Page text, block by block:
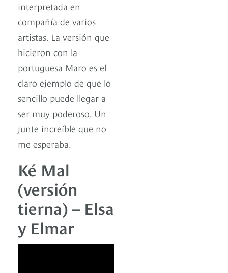
interpretada en
compañía de varios
artistas. La versión que
hicieron con la
portuguesa Maro es el
claro ejemplo de que lo
sencillo puede llegar a
ser muy poderoso. Un
junte increíble que no
me esperaba.
Ké Mal
(versión
tierna) – Elsa
y Elmar